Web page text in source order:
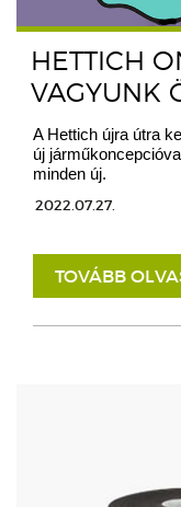
HETTICH
VAGYUNK
A Hettich újra útra
új
minden új.
2022.07.27.
TOVÁBB